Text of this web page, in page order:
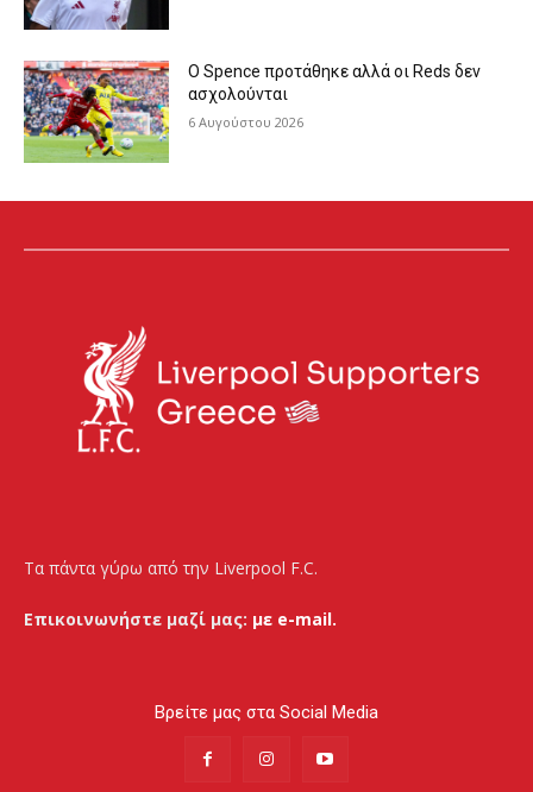
Ο Spence προτάθηκε αλλά οι Reds δεν
ασχολούνται
6 Αυγούστου 2026
Τα πάντα γύρω από την Liverpool F.C.
Επικοινωνήστε μαζί μας: με e-mail.
Βρείτε μας στα Social Media